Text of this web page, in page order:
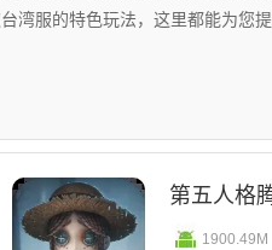
湾服的特色玩法，这里都能为您
第五人格
1900.49M